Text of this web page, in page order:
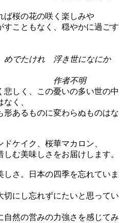
ば桜の花の咲く楽しみや
こともなく、穏やかに過ごす
めでたけれ 浮き世になにか
明
しく、この憂いの多い世の中
く、
あるものに変わらぬものはな
ケイク、桜華マカロン、
む美味しさをお届けします。
さ。日本の四季を忘れていま
切にし忘れずにたいと思ってい
然の営みの力強さを感じてみ